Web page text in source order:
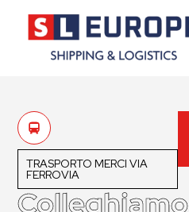
TRASPORTO MERCI VIA
FERROVIA
Colleghiamo